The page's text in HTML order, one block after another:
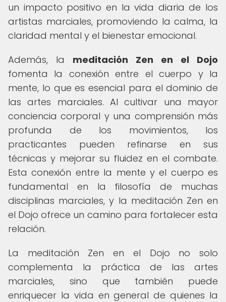
un impacto positivo en la vida diaria de los
artistas marciales, promoviendo la calma, la
claridad mental y el bienestar emocional.
Además, la meditación Zen en el Dojo
fomenta la conexión entre el cuerpo y la
mente, lo que es esencial para el dominio de
las artes marciales. Al cultivar una mayor
conciencia corporal y una comprensión más
profunda de los movimientos, los
practicantes pueden refinarse en sus
técnicas y mejorar su fluidez en el combate.
Esta conexión entre la mente y el cuerpo es
fundamental en la filosofía de muchas
disciplinas marciales, y la meditación Zen en
el Dojo ofrece un camino para fortalecer esta
relación.
La meditación Zen en el Dojo no solo
complementa la práctica de las artes
marciales, sino que también puede
enriquecer la vida en general de quienes la